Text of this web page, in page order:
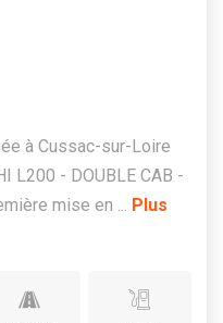
à Cussac-sur-Loire
L200 - DOUBLE CAB -
mise en ... Plus